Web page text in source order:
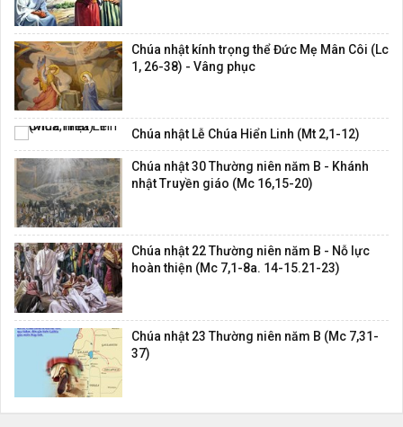
Chúa nhật kính trọng thể Đức Mẹ Mân Côi (Lc
1, 26-38) - Vâng phục
Chúa nhật Lễ Chúa Hiển Linh (Mt 2,1-12)
Chúa nhật 30 Thường niên năm B - Khánh
nhật Truyền giáo (Mc 16,15-20)
Chúa nhật 22 Thường niên năm B - Nỗ lực
hoàn thiện (Mc 7,1-8a. 14-15.21-23)
Chúa nhật 23 Thường niên năm B (Mc 7,31-
37)